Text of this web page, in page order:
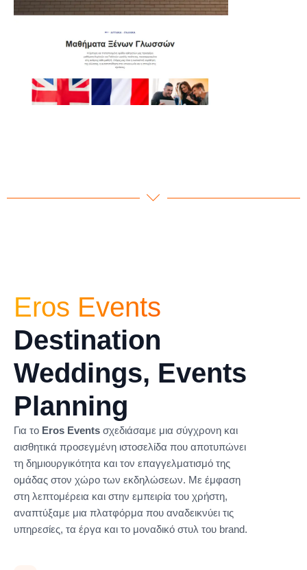
Eros Events
Destination
Weddings, Events
Planning
Για το Eros Events σχεδιάσαμε μια σύγχρονη και
αισθητικά προσεγμένη ιστοσελίδα που αποτυπώνει
τη δημιουργικότητα και τον επαγγελματισμό της
ομάδας στον χώρο των εκδηλώσεων. Με έμφαση
στη λεπτομέρεια και στην εμπειρία του χρήστη,
αναπτύξαμε μια πλατφόρμα που αναδεικνύει τις
υπηρεσίες, τα έργα και το μοναδικό στυλ του brand.